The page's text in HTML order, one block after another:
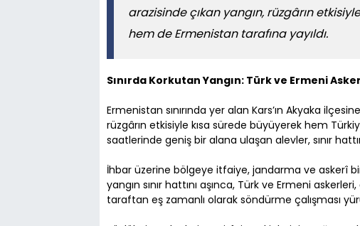
arazisinde çıkan yangın, rüzgârın
hem de Ermenistan tarafına yayıldı.
Sınırda Korkutan Yangın: Türk ve Ermeni
Ermenistan sınırında yer alan Kars’ın Akyaka
rüzgârın etkisiyle kısa sürede büyüyerek hem
saatlerinde geniş bir alana ulaşan alevler, sınır
İhbar üzerine bölgeye itfaiye, jandarma ve askerî
yangın sınır hattını aşınca, Türk ve Ermeni
taraftan eş zamanlı olarak söndürme çalışması